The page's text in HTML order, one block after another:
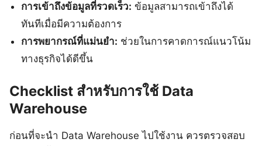
การเข้าถึงข้อมูลที่รวดเร็ว: ข้อมูลสามารถเข้าถึงได้
ทันทีเมื่อมีความต้องการ
การพยากรณ์ที่แม่นยำ: ช่วยในการคาดการณ์แนวโน้ม
ทางธุรกิจได้ดีขึ้น
Checklist สำหรับการใช้ Data
Warehouse
ก่อนที่จะนำ Data Warehouse ไปใช้งาน ควรตรวจสอบ